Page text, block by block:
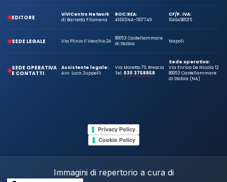
EDITORE
ViViCentro Network
di Barretta Filomena
ROC:
41663
REA:
NA-1107749
CF/P. IVA:
10464981215
SEDE LEGALE Via Plinio Il Vecchio 24
80053 Castellammare
di Stabia
Napoli
SEDE OPERATIVA
E CONTATTI
Assistente legale:
Avv. Luca Zuppelli
Via Moretto 70, Brescia
Tel.030 3758858
Sede operativa:
Via Enrico De Nicola 12
80053 Castellammare
di Stabia (NA)
Privacy Policy
Cookie Policy
Immagini di repertorio a cura di